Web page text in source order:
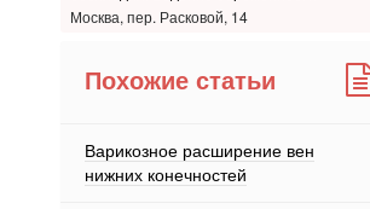
Москва, пер. Расковой, 14
Похожие статьи
Варикозное расширение вен
нижних конечностей